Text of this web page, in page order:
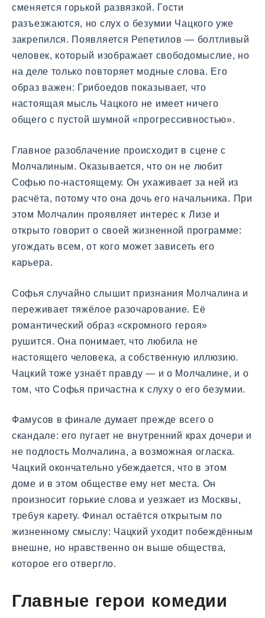
сменяется горькой развязкой. Гости
разъезжаются, но слух о безумии Чацкого уже
закрепился. Появляется Репетилов — болтливый
человек, который изображает свободомыслие, но
на деле только повторяет модные слова. Его
образ важен: Грибоедов показывает, что
настоящая мысль Чацкого не имеет ничего
общего с пустой шумной «прогрессивностью».
Главное разоблачение происходит в сцене с
Молчалиным. Оказывается, что он не любит
Софью по-настоящему. Он ухаживает за ней из
расчёта, потому что она дочь его начальника. При
этом Молчалин проявляет интерес к Лизе и
открыто говорит о своей жизненной программе:
угождать всем, от кого может зависеть его
карьера.
Софья случайно слышит признания Молчалина и
переживает тяжёлое разочарование. Её
романтический образ «скромного героя»
рушится. Она понимает, что любила не
настоящего человека, а собственную иллюзию.
Чацкий тоже узнаёт правду — и о Молчалине, и о
том, что Софья причастна к слуху о его безумии.
Фамусов в финале думает прежде всего о
скандале: его пугает не внутренний крах дочери и
не подлость Молчалина, а возможная огласка.
Чацкий окончательно убеждается, что в этом
доме и в этом обществе ему нет места. Он
произносит горькие слова и уезжает из Москвы,
требуя карету. Финал остаётся открытым по
жизненному смыслу: Чацкий уходит побеждённым
внешне, но нравственно он выше общества,
которое его отвергло.
Главные герои комедии